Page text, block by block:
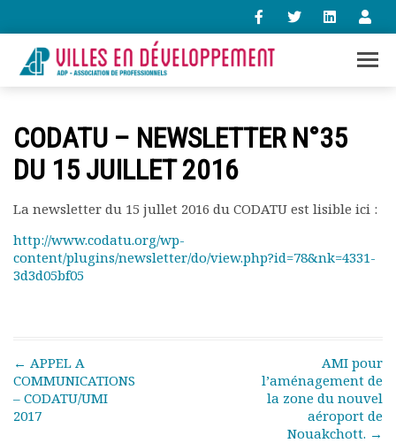
contact@villes-developpement.org
L’association
Qui sommes-nous ?
Présentation vidéo
Le bureau
Assemblées générales
Comptes rendus mensuels
Rapports moraux
CODATU – NEWSLETTER N°35
DU 15 JUILLET 2016
La newsletter du 15 jullet 2016 du CODATU est lisible ici :
http://www.codatu.org/wp-
content/plugins/newsletter/do/view.php?id=78&nk=4331-
3d3d05bf05
Post navigation
← APPEL A
COMMUNICATIONS
– CODATU/UMI
2017
AMI pour
l’aménagement de
la zone du nouvel
aéroport de
Nouakchott. →